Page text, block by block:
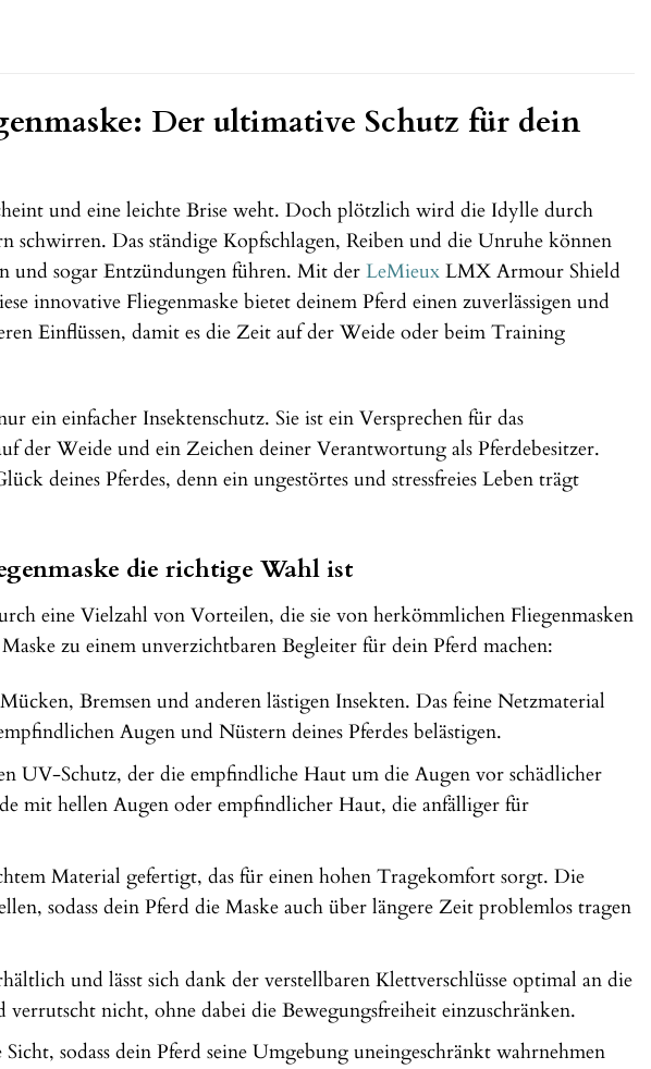
Der ultimative Schutz für dein
und eine leichte Brise weht. Doch plötzlich wird die Idylle durch
Das ständige Kopfschlagen, Reiben und die Unruhe können
und sogar Entzündungen führen. Mit der LeMieux LMX Armour Shield
innovative Fliegenmaske bietet deinem Pferd einen zuverlässigen und
Einflüssen, damit es die Zeit auf der Weide oder beim Training
ein einfacher Insektenschutz. Sie ist ein Versprechen für das
der Weide und ein Zeichen deiner Verantwortung als Pferdebesitzer.
deines Pferdes, denn ein ungestörtes und stressfreies Leben trägt
die richtige Wahl ist
eine Vielzahl von Vorteilen, die sie von herkömmlichen Fliegenmasken
zu einem unverzichtbaren Begleiter für dein Pferd machen:
Bremsen und anderen lästigen Insekten. Das feine Netzmaterial
Augen und Nüstern deines Pferdes belästigen.
UV-Schutz, der die empfindliche Haut um die Augen vor schädlicher
mit hellen Augen oder empfindlicher Haut, die anfälliger für
Material gefertigt, das für einen hohen Tragekomfort sorgt. Die
sodass dein Pferd die Maske auch über längere Zeit problemlos tragen
und lässt sich dank der verstellbaren Klettverschlüsse optimal an die
verrutscht nicht, ohne dabei die Bewegungsfreiheit einzuschränken.
sodass dein Pferd seine Umgebung uneingeschränkt wahrnehmen